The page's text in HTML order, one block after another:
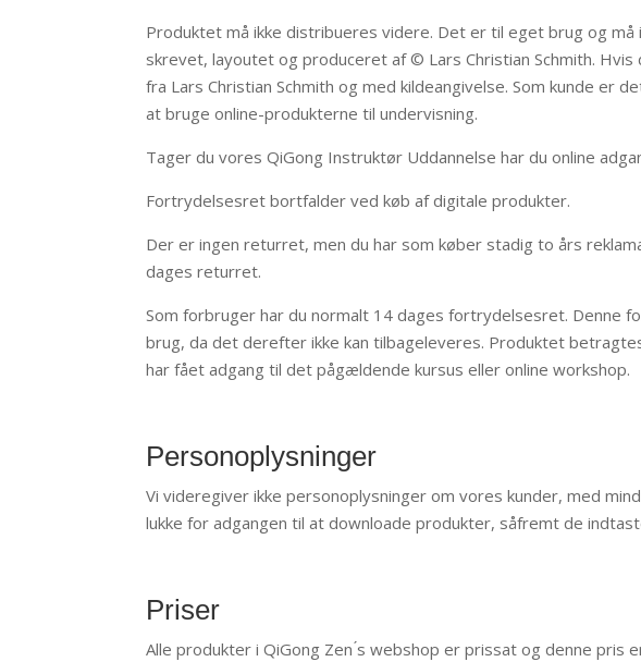
Produktet må ikke distribueres videre. Det er til eget brug og
skrevet, layoutet og produceret af © Lars Christian Schmith.
fra Lars Christian Schmith og med kildeangivelse. Som kunde
at bruge online-produkterne til undervisning.
Tager du vores QiGong Instruktør Uddannelse har du online
Fortrydelsesret bortfalder ved køb af digitale produkter.
Der er ingen returret, men du har som køber stadig to års
dages returret.
Som forbruger har du normalt 14 dages fortrydelsesret.
brug, da det derefter ikke kan tilbageleveres. Produktet
har fået adgang til det pågældende kursus eller online workshop.
Personoplysninger
Vi videregiver ikke personoplysninger om vores kunder, med
lukke for adgangen til at downloade produkter, såfremt de
Priser
Alle produkter i QiGong Zen ́s webshop er prissat og denne